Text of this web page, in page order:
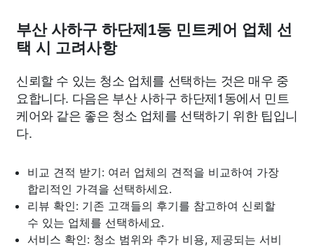
부산 사하구 하단제1동 민트케어 업체 선
택 시 고려사항
신뢰할 수 있는 청소 업체를 선택하는 것은 매우 중
요합니다. 다음은 부산 사하구 하단제1동에서 민트
케어와 같은 좋은 청소 업체를 선택하기 위한 팁입니
다.
비교 견적 받기: 여러 업체의 견적을 비교하여 가장
합리적인 가격을 선택하세요.
리뷰 확인: 기존 고객들의 후기를 참고하여 신뢰할
수 있는 업체를 선택하세요.
서비스 확인: 청소 범위와 추가 비용, 제공되는 서비